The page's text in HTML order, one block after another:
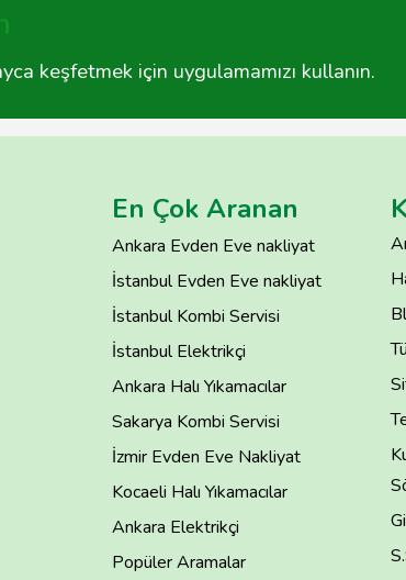
keşfetmek için uygulamamızı kullanın.
En Çok Aranan
Ankara Evden Eve nakliyat
İstanbul Evden Eve nakliyat
İstanbul Kombi Servisi
İstanbul Elektrikçi
Ankara Halı Yıkamacılar
Sakarya Kombi Servisi
İzmir Evden Eve Nakliyat
Kocaeli Halı Yıkamacılar
Ankara Elektrikçi
Popüler Aramalar